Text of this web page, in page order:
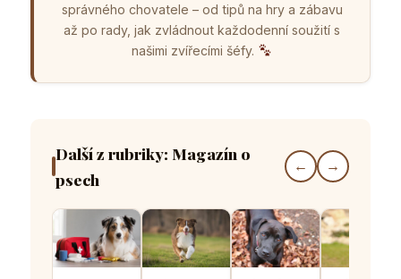
správného chovatele – od tipů na hry a zábavu
až po rady, jak zvládnout každodenní soužití s
našimi zvířecími šéfy.
Další z rubriky: Magazín o
psech
← →